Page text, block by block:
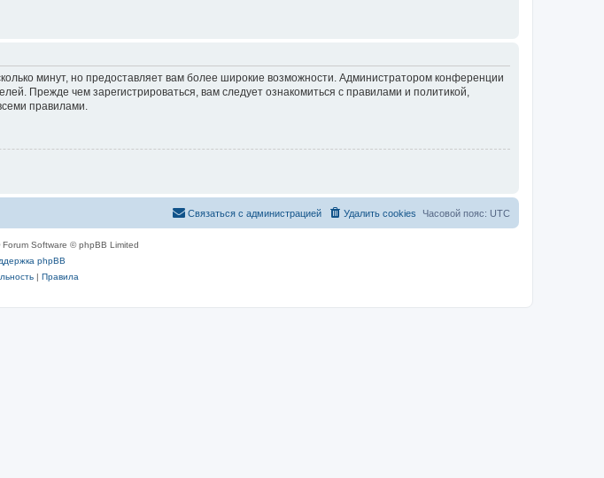
минут, но предоставляет вам более широкие возможности. Администратором конференции
Прежде чем зарегистрироваться, вам следует ознакомиться с правилами и политикой,
правилами.
Часовой пояс: UTC
Удалить cookies
Связаться с администрацией
Forum Software © phpBB Limited
phpBB
| Правила